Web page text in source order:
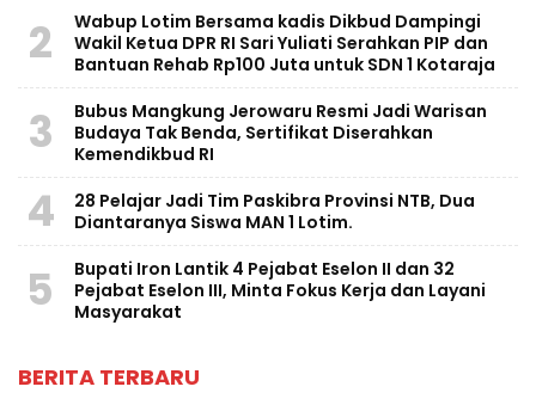
2
Wabup Lotim Bersama kadis Dikbud Dampingi
Wakil Ketua DPR RI Sari Yuliati Serahkan PIP dan
Bantuan Rehab Rp100 Juta untuk SDN 1 Kotaraja
3
Bubus Mangkung Jerowaru Resmi Jadi Warisan
Budaya Tak Benda, Sertifikat Diserahkan
Kemendikbud RI
4
28 Pelajar Jadi Tim Paskibra Provinsi NTB, Dua
Diantaranya Siswa MAN 1 Lotim.
5
Bupati Iron Lantik 4 Pejabat Eselon II dan 32
Pejabat Eselon III, Minta Fokus Kerja dan Layani
Masyarakat
BERITA TERBARU